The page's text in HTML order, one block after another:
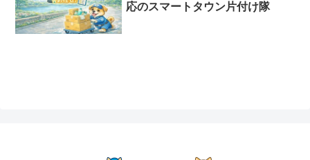
応のスマートタウン片付け隊